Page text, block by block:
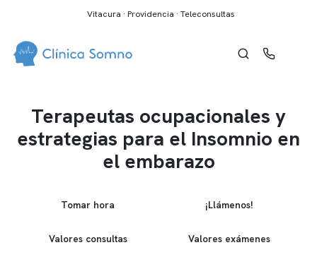
Vitacura · Providencia · Teleconsultas
Terapeutas ocupacionales y
estrategias para el Insomnio en
el embarazo
Tomar hora ¡Llámenos!
Valores consultas Valores exámenes